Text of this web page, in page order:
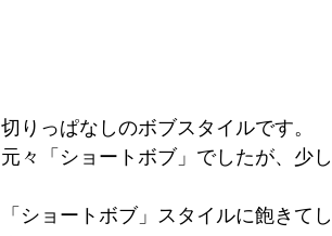
切りっぱなしのボブスタイルです。
元々「ショートボブ」でしたが、少
「ショートボブ」スタイルに飽きて